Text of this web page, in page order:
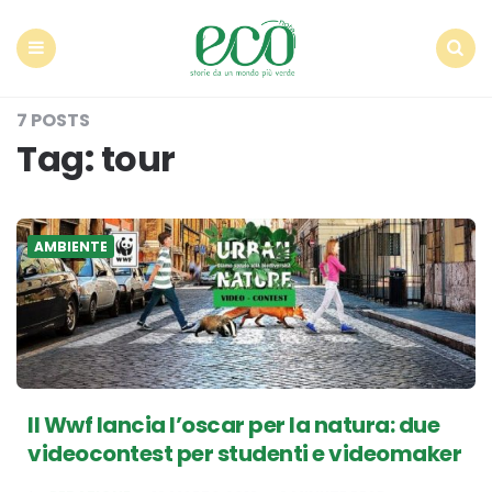
7 POSTS
Tag:tour
AMBIENTE
Il Wwf lancia l’oscar per la natura: due
videocontest per studenti e videomaker